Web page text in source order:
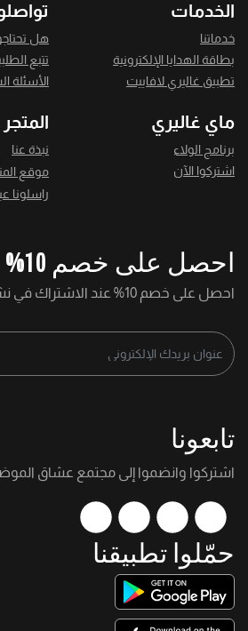
الخدمات
خدماتنا
بطاقة الهدايا الإلكترونية
تطبيق غاليري لافاييت
هل
تتبع
الأسئلة
ماي غاليري
برنامج الولاء
اشتركوا الآن
المتجر
نبذة عنا
موقع
راسلونا
احصل على خصم 10%
احصل على خصم 10% عند الاشتراك في نشرتنا الإخبارية
تابعونا
اشتركوا وانضموا إلى مجتمع عشاق
حمّلوا تطبيقنا